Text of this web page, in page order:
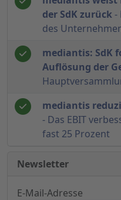
der SdK zurück-
des
mediantis: SdK
Auflösung der
mediantis
- Das EBIT
fast 25 Prozent
Newsletter
E-Mail-Adresse